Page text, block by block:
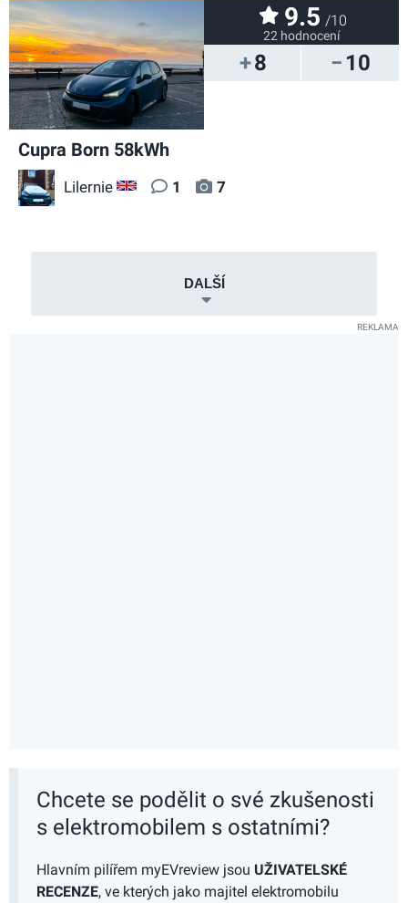
8 10
9.5 /10
22 hodnocení
Cupra Born 58kWh
Lilernie GB 1 7
DALŠÍ
Chcete se podělit o své zkušenosti
s elektromobilem s ostatními?
Hlavním pilířem myEVreview jsou UŽIVATELSKÉ
RECENZE, ve kterých jako majitel elektromobilu